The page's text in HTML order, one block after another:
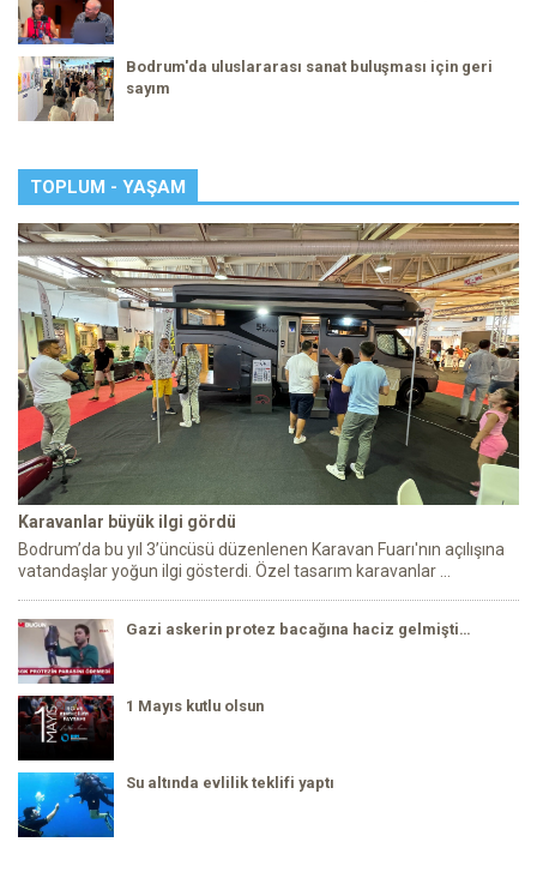
Bodrum'da uluslararası sanat buluşması için geri
sayım
TOPLUM - YAŞAM
Karavanlar büyük ilgi gördü
Bodrum’da bu yıl 3’üncüsü düzenlenen Karavan Fuarı'nın açılışına
vatandaşlar yoğun ilgi gösterdi. Özel tasarım karavanlar ...
Gazi askerin protez bacağına haciz gelmişti…
1 Mayıs kutlu olsun
Su altında evlilik teklifi yaptı